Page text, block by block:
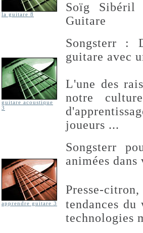
la guitare 8
Soïg Sibéril
Guitare
guitare acoustique
3
Songsterr :
guitare avec
L'une des
notre
joueurs ...
apprendre guitare 3
Songsterr
animées
Presse-
tendances
technologies